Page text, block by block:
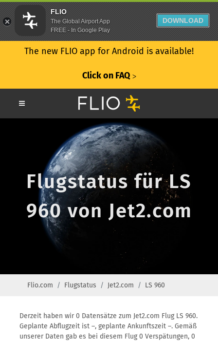
The new FLIO app for Android is available!
Click on FAQ ᐳ
Flugstatus für LS
960 von Jet2.com
Flio.com Flugstatus Jet2.com LS 960
Derzeit haben wir 0 Datensätze zum Jet2.com Flug LS 960.
Geplante Abflugzeit ist –, geplante Ankunftszeit –. Gemäß
unserer Daten gab es bei diesem Flug 0 Verspätungen, 0
FLIO
The Global Airport App
FREE - In Google Play
DOWNLOAD